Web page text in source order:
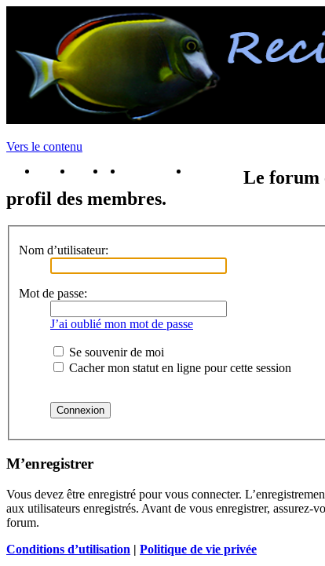
Vers le contenu
portail
forum faq m'enregister
Le forum
profil des membres.
Nom d’utilisateur:
Mot de passe:
J’ai oublié mon mot de passe
Se souvenir de moi
Cacher mon statut en ligne pour cette session
M’enregistrer
Vous devez être enregistré pour vous connecter.
aux utilisateurs enregistrés. Avant de vous enregistrer,
forum.
Conditions d’utilisation | Politique de vie privée